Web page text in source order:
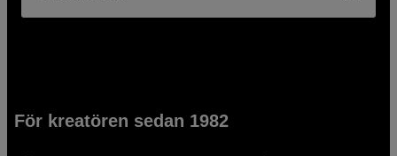
För kreatören sedan 1982